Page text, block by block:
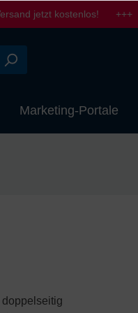
jetzt kostenlos! +++
Marketing-Portale